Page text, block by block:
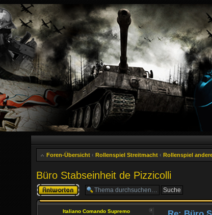
Foren-Übersicht ‹ Rollenspiel Streitmacht ‹ Rollenspiel
Büro Stabseinheit de Pizzicolli
Antwort erstellen
Italiano Comando Supremo